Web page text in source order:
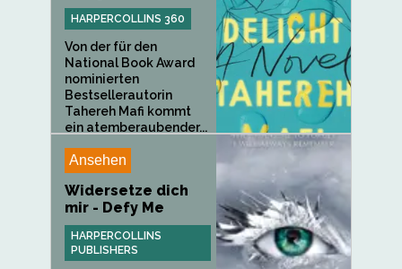
HARPERCOLLINS 360
Von der für den
National Book Award
nominierten
Bestsellerautorin
Tahereh Mafi kommt
ein atemberaubender...
Ansehen
Widersetze dich
mir - Defy Me
HARPERCOLLINS
PUBLISHERS